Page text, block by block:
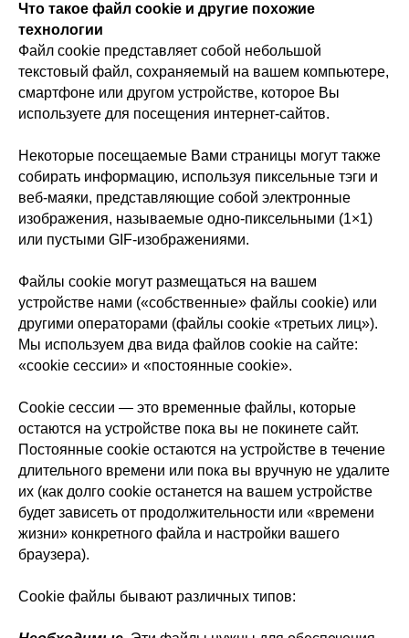
Что такое файл cookie и другие похожие
технологии
Файл cookie представляет собой небольшой
текстовый файл, сохраняемый на вашем компьютере,
смартфоне или другом устройстве, которое Вы
используете для посещения интернет-сайтов.
Некоторые посещаемые Вами страницы могут также
собирать информацию, используя пиксельные тэги и
веб-маяки, представляющие собой электронные
изображения, называемые одно-пиксельными (1×1)
или пустыми GIF-изображениями.
Файлы cookie могут размещаться на вашем
устройстве нами («собственные» файлы cookie) или
другими операторами (файлы cookie «третьих лиц»).
Мы используем два вида файлов cookie на сайте:
«cookie сессии» и «постоянные cookie».
Cookie сессии — это временные файлы, которые
остаются на устройстве пока вы не покинете сайт.
Постоянные cookie остаются на устройстве в течение
длительного времени или пока вы вручную не удалите
их (как долго cookie останется на вашем устройстве
будет зависеть от продолжительности или «времени
жизни» конкретного файла и настройки вашего
браузера).
Cookie файлы бывают различных типов: